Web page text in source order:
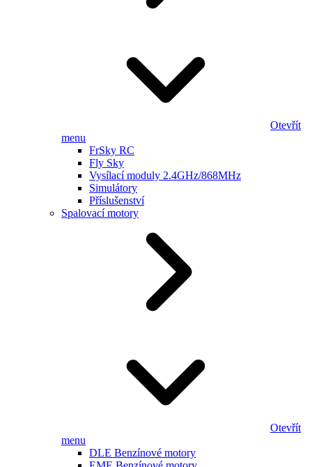
Otevřít
menu
FrSky RC
Fly Sky
Vysílací moduly 2.4GHz/868MHz
Simulátory
Příslušenství
Spalovací motory
Otevřít
menu
DLE Benzínové motory